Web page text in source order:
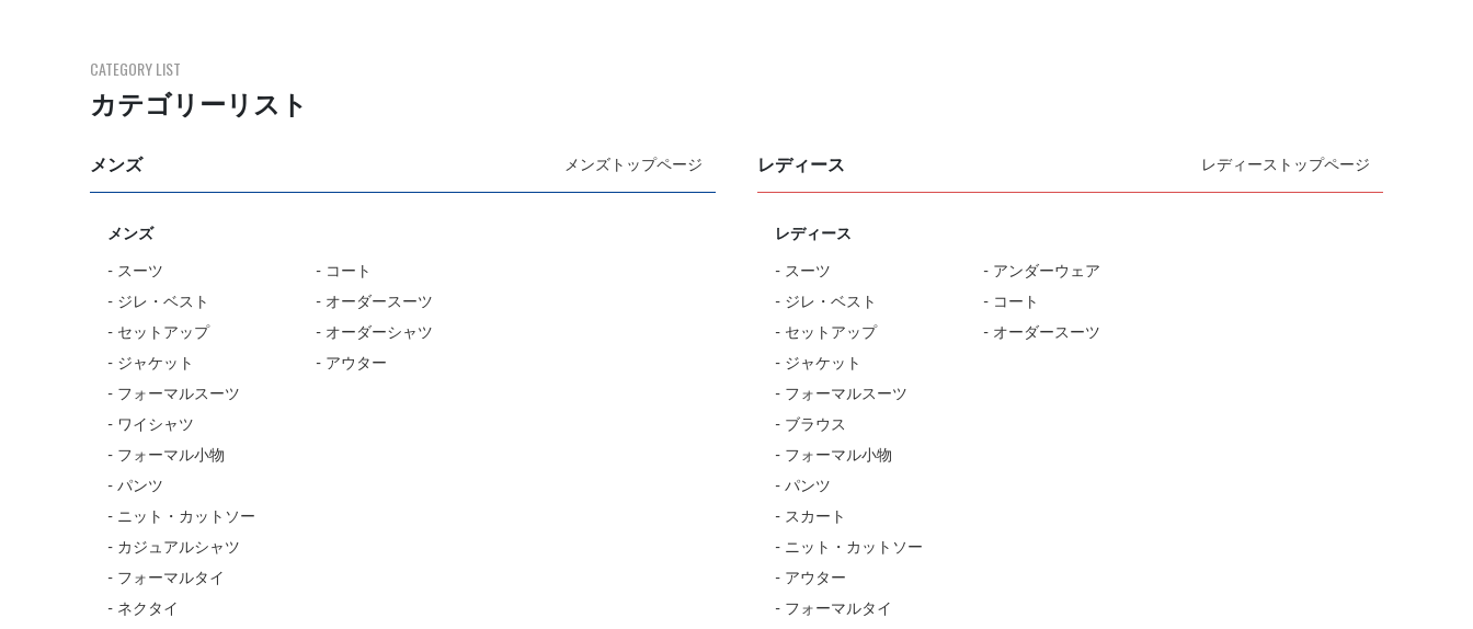
CATEGORY LIST
カテゴリーリスト
メンズ メンズトップページ
メンズ
- スーツ
- ジレ・ベスト
- セットアップ
- ジャケット
- フォーマルスーツ
- ワイシャツ
- フォーマル小物
- パンツ
- ニット・カットソー
- カジュアルシャツ
- フォーマルタイ
- ネクタイ
- コート
- オーダースーツ
- オーダーシャツ
- アウター
レディース レディーストップページ
レディース
- スーツ
- ジレ・ベスト
- セットアップ
- ジャケット
- フォーマルスーツ
- ブラウス
- フォーマル小物
- パンツ
- スカート
- ニット・カットソー
- アウター
- フォーマルタイ
- アンダーウェア
- コート
- オーダースーツ